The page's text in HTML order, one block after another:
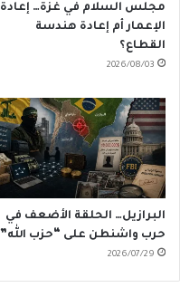
مجلس السلام في غزة… إعادة
الإعمار أم إعادة هندسة
القطاع؟
2026/08/03
البرازيل… الحلقة الأضعف في
حرب واشنطن على “حزب الله”
2026/07/29